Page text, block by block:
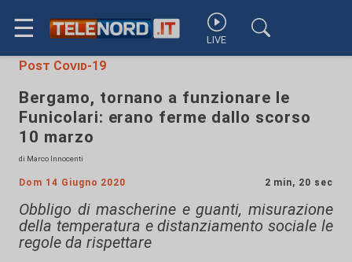
☰ LIVE
Post Covid-19
Bergamo, tornano a funzionare le
Funicolari: erano ferme dallo scorso
10 marzo
di Marco Innocenti
Dom 14 Giugno 2020 2 min, 20 sec
Obbligo di mascherine e guanti, misurazione
della temperatura e distanziamento sociale le
regole da rispettare